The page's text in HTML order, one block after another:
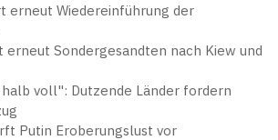
erneut Wiedereinführung der
erneut Sondergesandten nach Kiew und
halb voll": Dutzende Länder fordern
Putin Eroberungslust vor